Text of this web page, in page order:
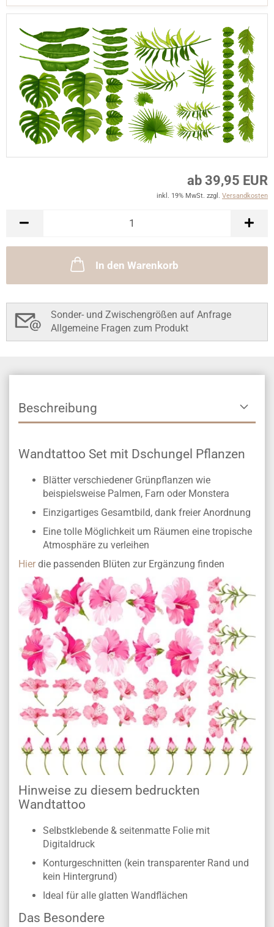
ab 39,95 EUR
inkl. 19% MwSt. zzgl. Versandkosten
In den Warenkorb
Sonder- und Zwischengrößen auf Anfrage
Allgemeine Fragen zum Produkt
Beschreibung
Wandtattoo Set mit Dschungel Pflanzen
Blätter verschiedener Grünpflanzen wie
beispielsweise Palmen, Farn oder Monstera
Einzigartiges Gesamtbild, dank freier Anordnung
Eine tolle Möglichkeit um Räumen eine tropische
Atmosphäre zu verleihen
Hier die passenden Blüten zur Ergänzung finden
Hinweise zu diesem bedruckten
Wandtattoo
Selbstklebende & seitenmatte Folie mit
Digitaldruck
Konturgeschnitten (kein transparenter Rand und
kein Hintergrund)
Ideal für alle glatten Wandflächen
Das Besondere